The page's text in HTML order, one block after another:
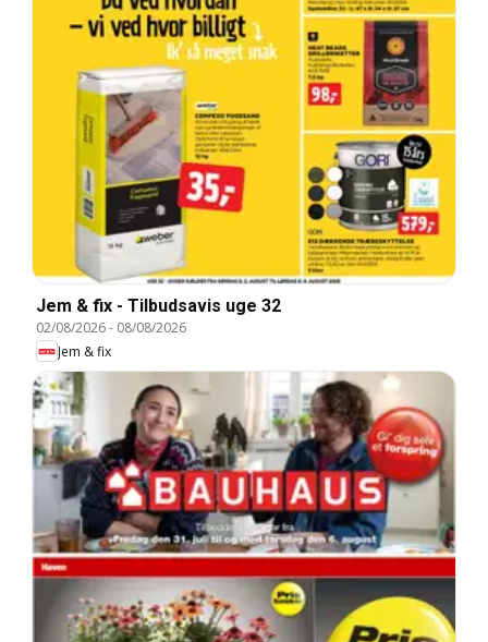
Jem & fix - Tilbudsavis uge 32
02/08/2026- 08/08/2026
Jem & fix